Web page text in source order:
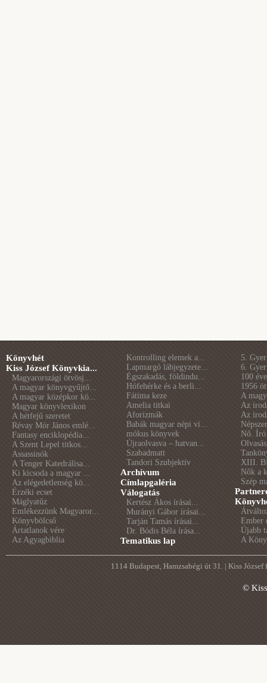
Könyvhét
Kiss József Könyvkia...
Magyarországi ötvösj...
A magyar könyvgyűjtő...
A magyar középkor kö...
Magyar könyvlexikon
A hétfejű szeretet
Révay Mór János emlé...
Fantasy enciklopédia...
A Szent Lepel titkos...
Assassinók
A Tenger Katedrálisa...
Ki kicsoda a magyar ...
Az elégedetlenség kö...
Érzéki ecset
Máglyatűz
Emlékezzünk Magyaror...
Könyvbölcső
Ártatlanok vére
Az Agyagbiblia
Kontrolling elemek a...
Lapmargó lábjegyzete...
Égszakadás, földindu...
Hófehérke és a berli...
Fátima keze
Amelia titkai
Aforizmák
Babák magyar népi vi...
mókus könyvek
Újraolvasva – hatvan...
Szabadmatt
Tandori Szubjektív
Archívum
Címlapgaléria
Válogatás
Kertész Ákos írásai...
Murányi Gábor írásai...
Tarján Tamás írásai...
Dr. Bódis Béla írása...
Tematikus lap
5.
6.
100
1956
A
Az
Az
Nő.
XIII.
Nők a
Szép
Ember
Újabb
A
1114 Budapest, Hamzsabégi út 31. | Kiss
©